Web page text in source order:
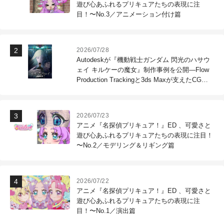
遊び心あふれるプリキュアたちの表現に注
目！〜No.3／アニメーション付け篇
2026/07/28
Autodeskが『機動戦士ガンダム 閃光のハサウ
ェイ キルケーの魔女』制作事例を公開―Flow
Production Trackingと3ds Maxが支えたCG制
2026/07/23
アニメ『名探偵プリキュア！』ED 、可愛さと
遊び心あふれるプリキュアたちの表現に注目！
〜No.2／モデリング＆リギング篇
2026/07/22
アニメ『名探偵プリキュア！』ED 、可愛さと
遊び心あふれるプリキュアたちの表現に注
目！〜No.1／演出篇